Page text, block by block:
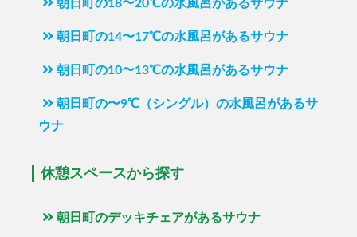
朝日町の18〜20℃の水風呂があるサウナ
朝日町の14〜17℃の水風呂があるサウナ
朝日町の10〜13℃の水風呂があるサウナ
朝日町の〜9℃（シングル）の水風呂があるサ
ウナ
休憩スペースから探す
朝日町のデッキチェアがあるサウナ